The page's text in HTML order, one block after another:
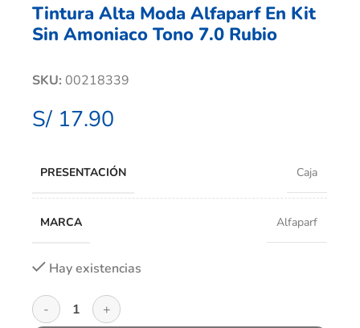
Tintura Alta Moda Alfaparf En Kit
Sin Amoniaco Tono 7.0 Rubio
SKU: 00218339
S/ 17.90
PRESENTACIÓN Caja
MARCA Alfaparf
Hay existencias